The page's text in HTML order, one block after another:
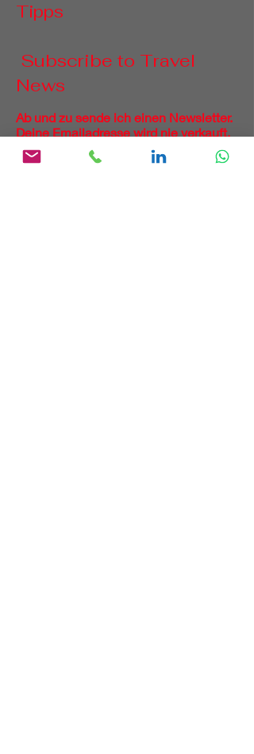
Tipps
Subscribe to Travel
News
Ab und zu sende ich einen Newsletter.
Deine Emailadresse wird nie verkauft.